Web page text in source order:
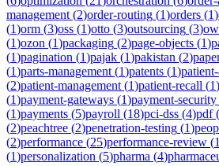
management (2)order-routing (1)orders (1)
(1)orm (3)oss (1)otto (3)outsourcing (3)
(1)ozon (1)packaging (2)page-objects (1)
(1)pagination (1)pajak (1)pakistan (2)
(1)parts-management (1)patents (1)
(2)patient-management (1)patient-recall (1)
(1)payment-gateways (1)payment-security
(1)payments (5)payroll (18)pci-dss (4)pdf(
(2)peachtree (2)penetration-testing (1)
(2)performance (25)performance-review (1
(1)personalization (5)pharma (4)